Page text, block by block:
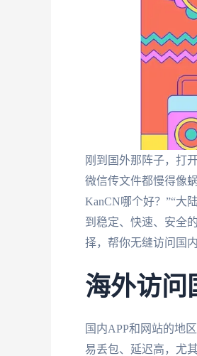
刚到国外那阵子，打
微信传文件都慢得像
KanCN哪个好？”“大
到稳定、快速、安全
择，帮你无缝访问国
海外访问
国内APP和网站的地
易丢包、延迟高，尤